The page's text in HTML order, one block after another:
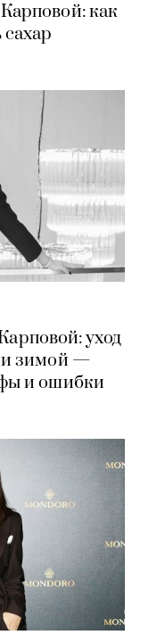
как
сахар
уход
зимой —
и ошибки